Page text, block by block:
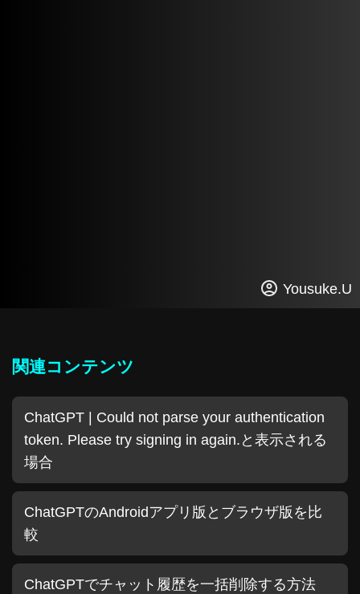
Yousuke.U
関連コンテンツ
ChatGPT | Could not parse your authentication
token. Please try signing in again.と表示される
場合
ChatGPTのAndroidアプリ版とブラウザ版を比
較
ChatGPTでチャット履歴を一括削除する方法